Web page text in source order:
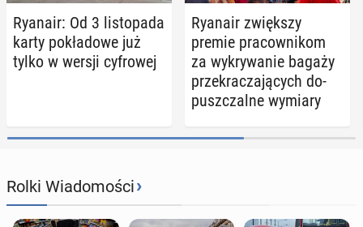
Ryanair: Od 3 li­sto­pa­da
karty po­kła­do­we już
tylko w wersji cy­fro­wej
Ryanair zwięk­szy
premie pra­cow­ni­kom
za wy­kry­wa­nie bagaży
prze­kra­cza­ją­cych do­
pusz­czal­ne wymiary
Rolki Wiadomości›